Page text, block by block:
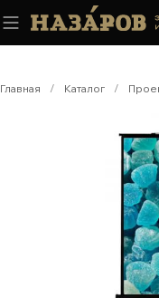
Главная / Каталог /